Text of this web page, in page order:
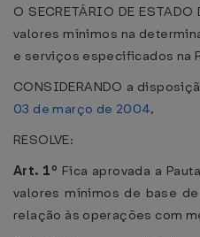
O SECRETÁRIO DE
valores mínimos na
e serviços especificados na
CONSIDERANDO a
03 de março de 2004,
RESOLVE:
Art. 1º Fica aprovada a
valores mínimos de base
relação às operações com